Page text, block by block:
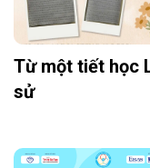
Từ một tiết học
sử